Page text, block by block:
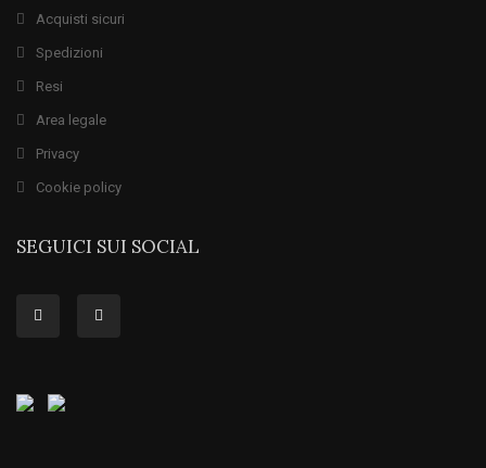
Acquisti sicuri
Spedizioni
Resi
Area legale
Privacy
Cookie policy
SEGUICI SUI SOCIAL